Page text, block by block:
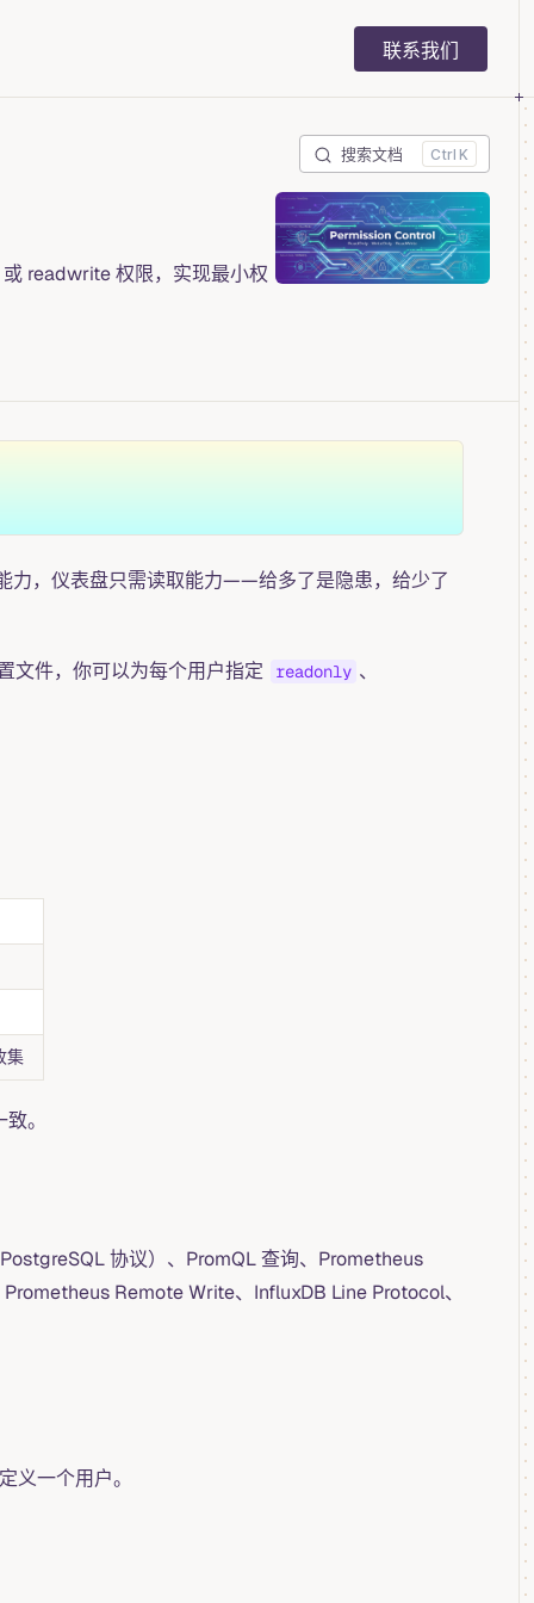
Main Navigation
联系我们
搜索文档 K
readwrite 权限，实现最小权
力，仪表盘只需读取能力——给多了是隐患，给少了
文件，你可以为每个用户指定 readonly 、
集
。
协议）、PromQL 查询、Prometheus
Remote Write、InfluxDB Line Protocol、
义一个用户。